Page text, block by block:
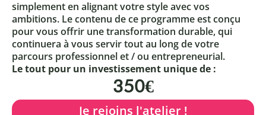
simplement en alignant votre style avec vos
ambitions. Le contenu de ce programme est conçu
pour vous offrir une transformation durable, qui
continuera à vous servir tout au long de votre
parcours professionnel et / ou entrepreneurial.
Le tout pour un investissement unique de :
350€
Je rejoins l'atelier !